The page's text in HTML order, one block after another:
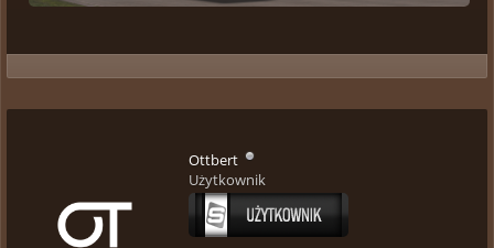
Ottbert
Użytkownik